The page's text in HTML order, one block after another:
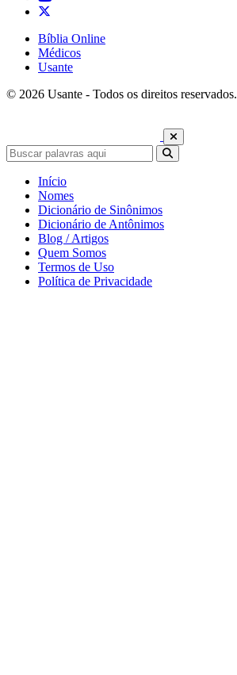
Bíblia Online
Médicos
Usante
© 2026 Usante - Todos os direitos reservados.
Início
Nomes
Dicionário de Sinônimos
Dicionário de Antônimos
Blog / Artigos
Quem Somos
Termos de Uso
Política de Privacidade